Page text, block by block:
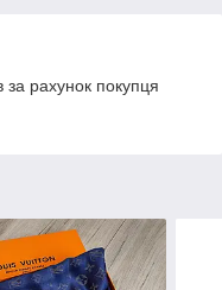
рахунок покупця